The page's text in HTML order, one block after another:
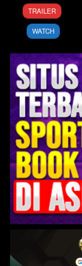
13
Aug
2015
Craig
Zobel
TRAILER
WATCH